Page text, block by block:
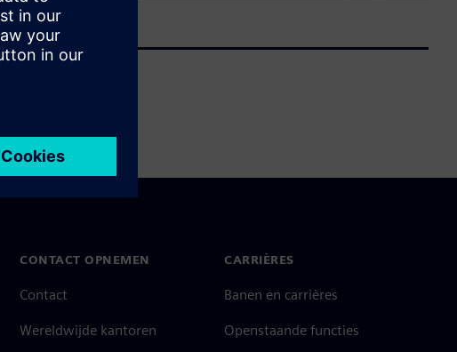
CONTACT OPNEMEN
Contact
Wereldwijde kantoren
CARRIÈRES
Banen en carrières
Openstaande functies